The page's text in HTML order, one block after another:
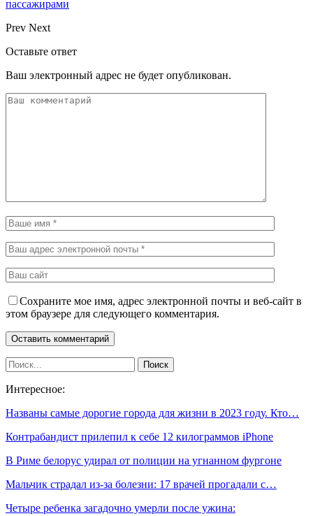
пассажирами
Prev Next
Оставьте ответ
Ваш электронный адрес не будет опубликован.
Сохраните мое имя, адрес электронной почты и веб-сайт в
этом браузере для следующего комментария.
Интересное:
Названы самые дорогие города для жизни в 2023 году. Кто…
Контрабандист прилепил к себе 12 килограммов iPhone
В Риме белорус удирал от полиции на угнанном фургоне
Мальчик страдал из-за болезни: 17 врачей прогадали с…
Четыре ребенка загадочно умерли после ужина: